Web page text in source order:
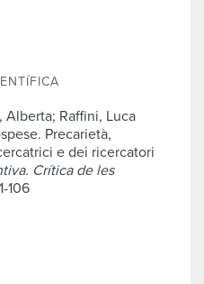
Alberta; Raffini, Luca
Precarietà,
e dei ricercatori
Crítica de les
106